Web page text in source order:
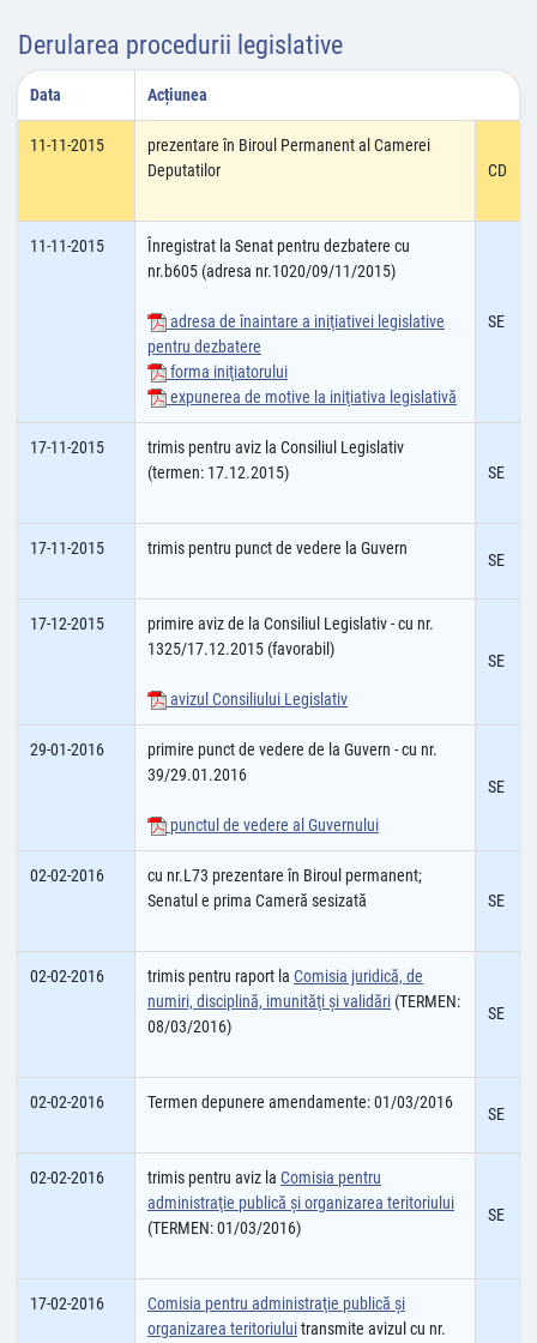
Derularea procedurii legislative
Data Acțiunea
11-11-2015
prezentare în Biroul Permanent al Camerei
Deputatilor
CD
11-11-2015
Înregistrat la Senat pentru dezbatere cu
nr.b605 (adresa nr.1020/09/11/2015)
adresa de înaintare a iniţiativei legislative
pentru dezbatere
forma iniţiatorului
expunerea de motive la iniţiativa legislativă
SE
17-11-2015
trimis pentru aviz la Consiliul Legislativ
(termen: 17.12.2015)
SE
17-11-2015 trimis pentru punct de vedere la Guvern
SE
17-12-2015
primire aviz de la Consiliul Legislativ - cu nr.
1325/17.12.2015 (favorabil)
avizul Consiliului Legislativ
SE
29-01-2016
primire punct de vedere de la Guvern - cu nr.
39/29.01.2016
punctul de vedere al Guvernului
SE
02-02-2016
cu nr.L73 prezentare în Biroul permanent;
Senatul e prima Cameră sesizată
SE
02-02-2016 trimis pentru raport la Comisia juridică, de
numiri, disciplină, imunităţi şi validări (TERMEN:
08/03/2016)
SE
02-02-2016 Termen depunere amendamente: 01/03/2016
SE
02-02-2016 trimis pentru aviz la Comisia pentru
administraţie publică şi organizarea teritoriului
(TERMEN: 01/03/2016)
SE
17-02-2016
Comisia pentru administraţie publică şi
organizarea teritoriuluitransmite avizul cu nr.